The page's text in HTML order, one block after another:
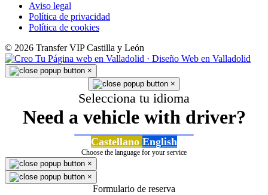
Aviso legal
Política de privacidad
Política de cookies
© 2026 Transfer VIP Castilla y León
×
×
Selecciona tu idioma
Need a vehicle with driver?
Castellano English
Choose the language for your service
×
×
Formulario de reserva